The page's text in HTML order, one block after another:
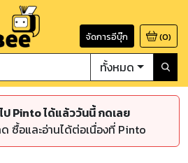
จัดการอีบุ๊ก (0)
ทั้งหมด
ป Pinto ได้แล้ววันนี้ กดเลย
ซื้อและอ่านได้ต่อเนื่องที่ Pinto